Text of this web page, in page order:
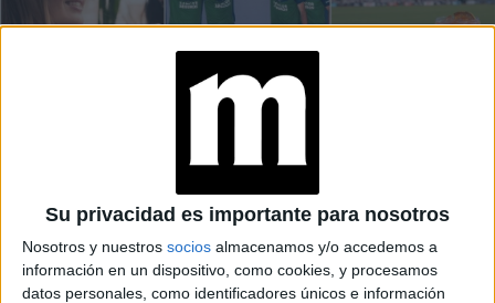
Su privacidad es importante para nosotros
Nosotros y nuestros socios almacenamos y/o accedemos a
información en un dispositivo, como cookies, y procesamos
datos personales, como identificadores únicos e información
La Natividad–La Dolfina hace
historia en Palermo y Sidra
1888 celebra junto al nuevo
campeón de la Triple Corona